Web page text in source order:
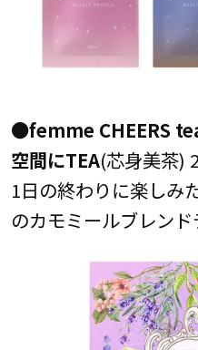
●femme CHEERS
空間にTEA(芯身美茶)
1日の終わりに楽しみ
のカモミールブレンド